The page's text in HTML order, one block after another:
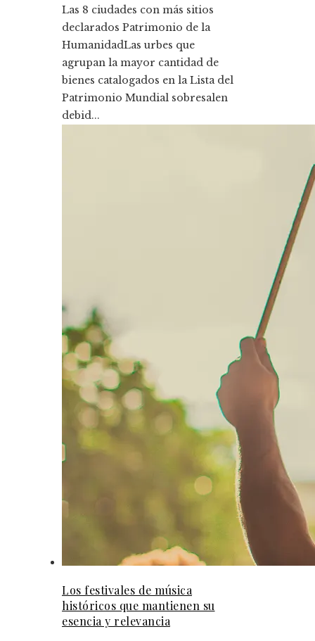
Las 8 ciudades con más sitios
declarados Patrimonio de la
HumanidadLas urbes que
agrupan la mayor cantidad de
bienes catalogados en la Lista del
Patrimonio Mundial sobresalen
debid...
Los festivales de música
históricos que mantienen su
esencia y relevancia